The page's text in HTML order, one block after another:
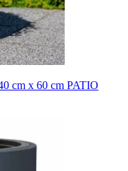
cm x 60 cm PATIO